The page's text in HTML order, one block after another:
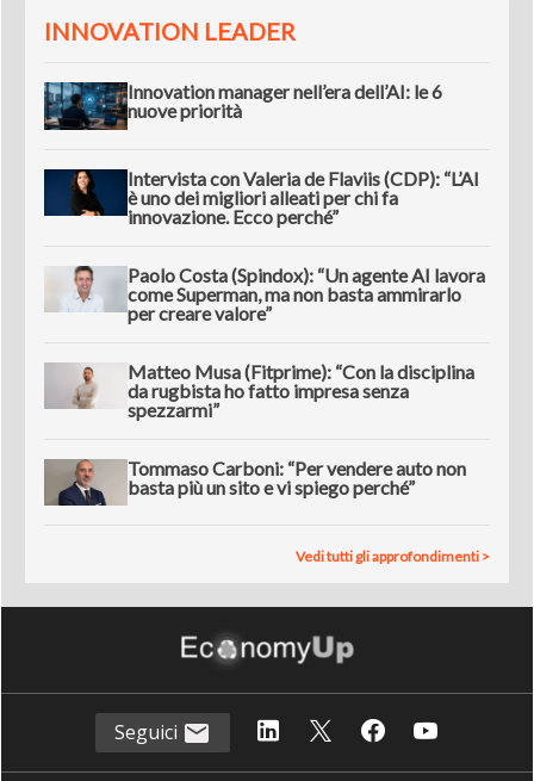
INNOVATION LEADER
Innovation manager nell’era dell’AI: le 6
nuove priorità
Intervista con Valeria de Flaviis (CDP): “L’AI
è uno dei migliori alleati per chi fa
innovazione. Ecco perché”
Paolo Costa (Spindox): “Un agente AI lavora
come Superman, ma non basta ammirarlo
per creare valore”
Matteo Musa (Fitprime): “Con la disciplina
da rugbista ho fatto impresa senza
spezzarmi”
Tommaso Carboni: “Per vendere auto non
basta più un sito e vi spiego perché”
Vedi tutti gli approfondimenti >
Seguici